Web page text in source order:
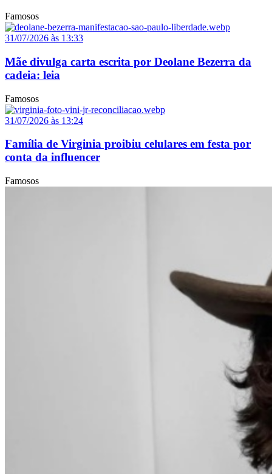
Famosos
31/07/2026 às 13:33
Mãe divulga carta escrita por Deolane Bezerra da
cadeia: leia
Famosos
31/07/2026 às 13:24
Família de Virginia proibiu celulares em festa por
conta da influencer
Famosos